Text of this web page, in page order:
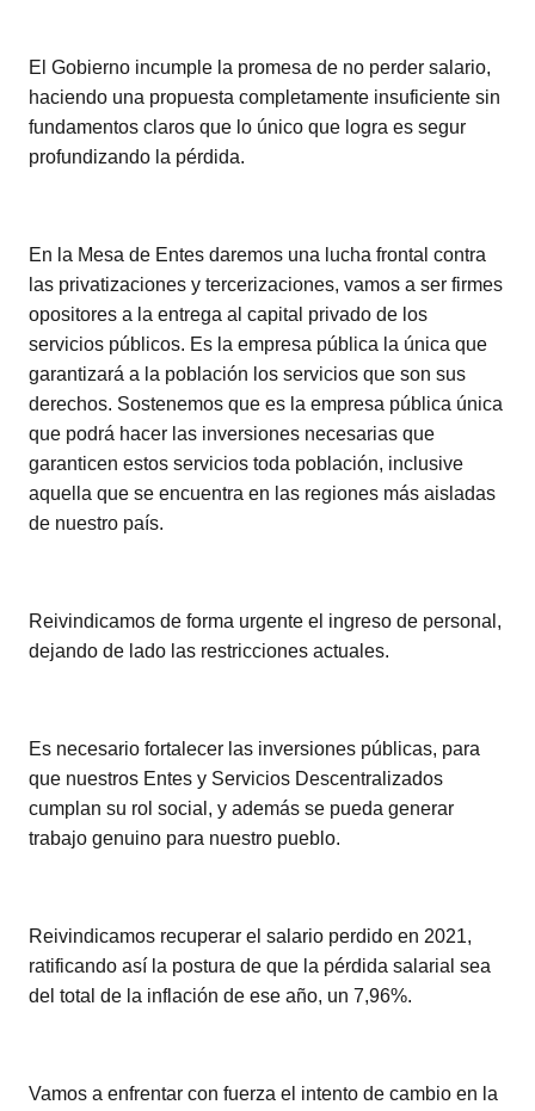
El Gobierno incumple la promesa de no perder salario,
haciendo una propuesta completamente insuficiente sin
fundamentos claros que lo único que logra es segur
profundizando la pérdida.
En la Mesa de Entes daremos una lucha frontal contra
las privatizaciones y tercerizaciones, vamos a ser firmes
opositores a la entrega al capital privado de los
servicios públicos. Es la empresa pública la única que
garantizará a la población los servicios que son sus
derechos. Sostenemos que es la empresa pública única
que podrá hacer las inversiones necesarias que
garanticen estos servicios toda población, inclusive
aquella que se encuentra en las regiones más aisladas
de nuestro país.
Reivindicamos de forma urgente el ingreso de personal,
dejando de lado las restricciones actuales.
Es necesario fortalecer las inversiones públicas, para
que nuestros Entes y Servicios Descentralizados
cumplan su rol social, y además se pueda generar
trabajo genuino para nuestro pueblo.
Reivindicamos recuperar el salario perdido en 2021,
ratificando así la postura de que la pérdida salarial sea
del total de la inflación de ese año, un 7,96%.
Vamos a enfrentar con fuerza el intento de cambio en la